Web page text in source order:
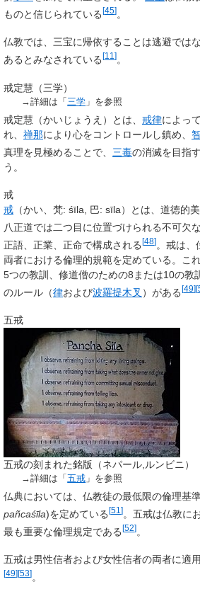
ものと信じられている [45] 。
仏教では、三宝に帰依することは逃避では
あるとみなされている [11 ] 。
戒定慧（三学）
→詳細は「 三学 」を参照
戒定慧（かいじょうえ）とは、 戒律によっ
れ、 禅那により心をコントロールし鎮め、
真理を見極めることで、 三毒の消滅を目指す
う。
戒
戒 （かい、梵: śīla, 巴: sīla）とは、道徳的
八正道では二つ目に位置づけられる不可欠
正語、正業、正命で構成される[48]。戒は、
両者における倫理的規範を定めている。こ
5つの教訓、修道僧のための8または10の教
のルール（律および波羅提木叉 ）がある[49][
五戒
五戒の刻まれた銘版（ネパール,ルンビニ）
→詳細は「五戒 」を参照
仏典においては、仏教徒の最低限の倫理基
pañcaśīla)を定めている [51 ] 。五戒は仏教に
最も重要な倫理規定である[52]。
五戒は男性信者および女性信者の両者に適
[49][53] 。